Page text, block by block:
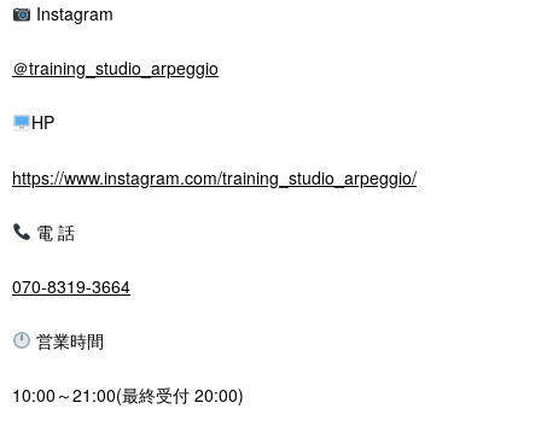
Instagram
＠training_studio_arpeggio
HP
https://www.instagram.com/training_studio_arpeggio/
電 話
070-8319-3664
営業時間
10:00～21:00(最終受付 20:00)